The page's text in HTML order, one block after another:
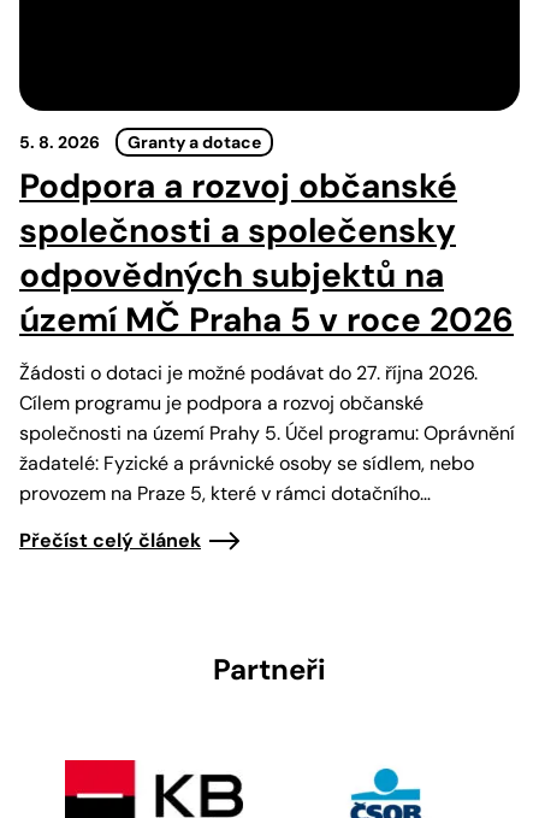
5. 8. 2026 Granty a dotace
Podpora a rozvoj občanské
společnosti a společensky
odpovědných subjektů na
území MČ Praha 5 v roce 2026
Žádosti o dotaci je možné podávat do 27. října 2026.
Cílem programu je podpora a rozvoj občanské
společnosti na území Prahy 5. Účel programu: Oprávnění
žadatelé: Fyzické a právnické osoby se sídlem, nebo
provozem na Praze 5, které v rámci dotačního…
Přečíst celý článek
Partneři